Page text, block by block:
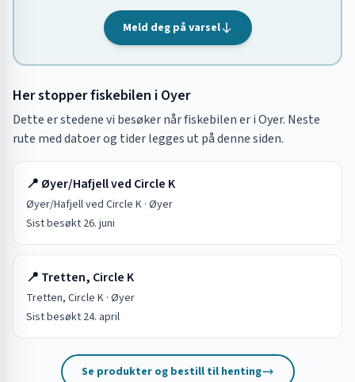
Meld deg på varsel
Her stopper fiskebilen i Oyer
Dette er stedene vi besøker når fiskebilen er iOyer. Neste
rute med datoer og tider legges ut på denne siden.
📍 Øyer/Hafjell ved Circle K
Øyer/Hafjell ved Circle K · Øyer
Sist besøkt 26. juni
📍 Tretten, Circle K
Tretten, Circle K · Øyer
Sist besøkt 24. april
Se produkter og bestill til henting